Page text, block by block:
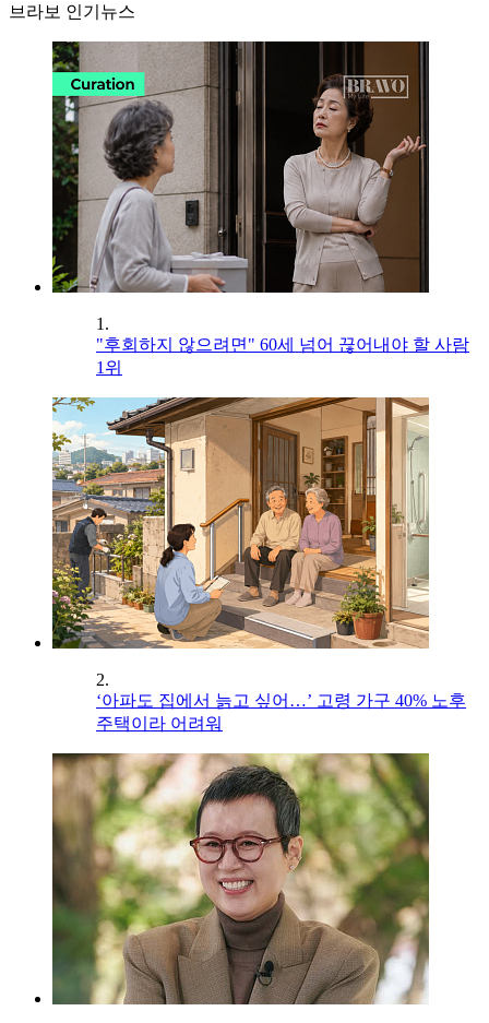
브라보 인기뉴스
1.
"후회하지 않으려면" 60세 넘어 끊어내야 할 사람
1위
2.
‘아파도 집에서 늙고 싶어…’ 고령 가구 40% 노후
주택이라 어려워